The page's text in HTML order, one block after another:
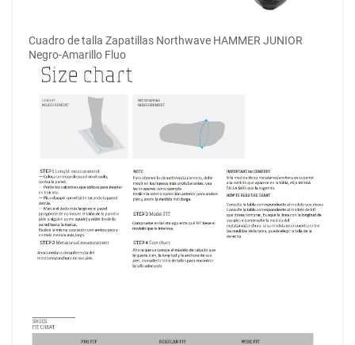
Cuadro de talla Zapatillas Northwave HAMMER JUNIOR
Negro-Amarillo Fluo